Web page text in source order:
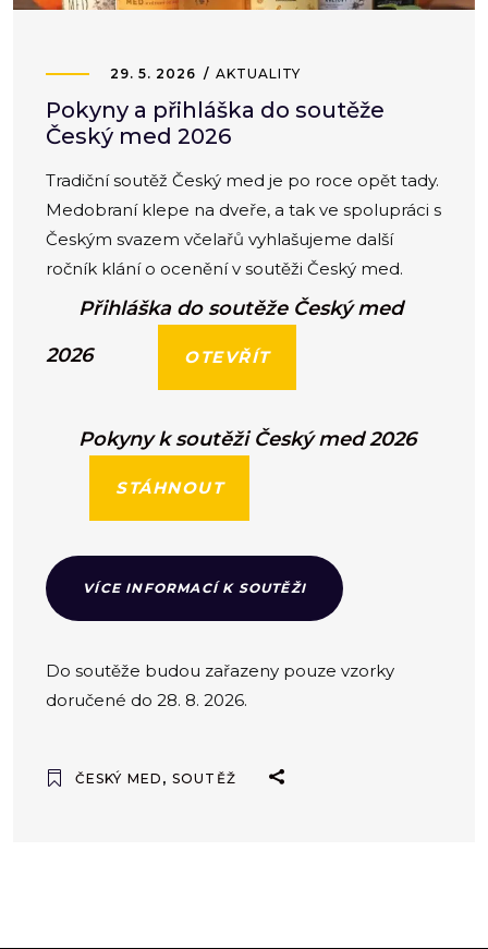
29. 5. 2026 AKTUALITY
Pokyny a přihláška do soutěže
Český med 2026
Tradiční soutěž Český med je po roce opět tady.
Medobraní klepe na dveře, a tak ve spolupráci s
Českým svazem včelařů vyhlašujeme další
ročník klání o ocenění v soutěži Český med.
Přihláška do soutěže Český med
2026
OTEVŘÍT
Pokyny k soutěži Český med 2026
STÁHNOUT
VÍCE INFORMACÍ K SOUTĚŽI
Do soutěže budou zařazeny pouze vzorky
doručené do 28. 8. 2026.
ČESKÝ MED , SOUTĚŽ